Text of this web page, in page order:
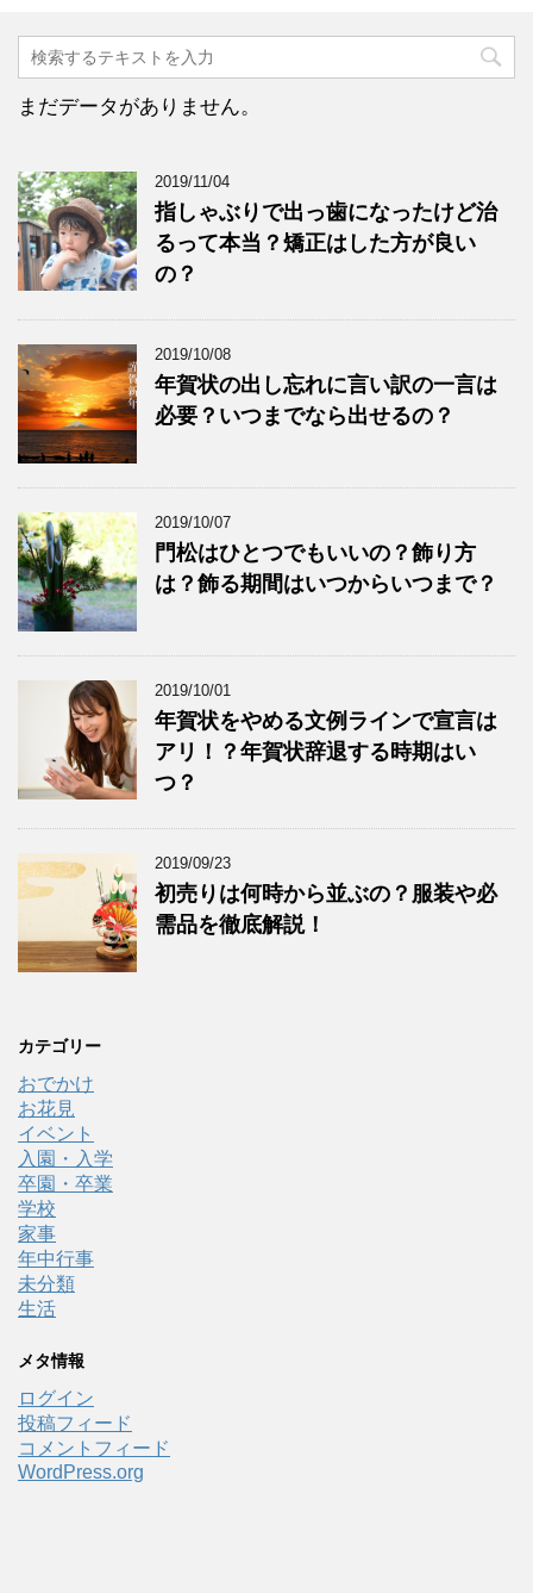
まだデータがありません。
2019/11/04
指しゃぶりで出っ歯になったけど治
るって本当？矯正はした方が良い
の？
2019/10/08
年賀状の出し忘れに言い訳の一言は
必要？いつまでなら出せるの？
2019/10/07
門松はひとつでもいいの？飾り方
は？飾る期間はいつからいつまで？
2019/10/01
年賀状をやめる文例ラインで宣言は
アリ！？年賀状辞退する時期はい
つ？
2019/09/23
初売りは何時から並ぶの？服装や必
需品を徹底解説！
カテゴリー
おでかけ
お花見
イベント
入園・入学
卒園・卒業
学校
家事
年中行事
未分類
生活
メタ情報
ログイン
投稿フィード
コメントフィード
WordPress.org